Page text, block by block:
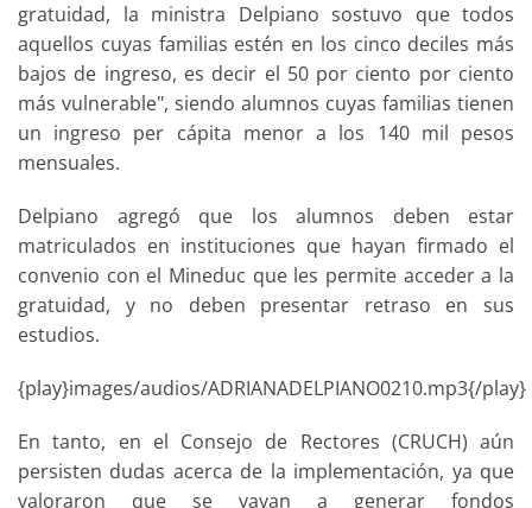
gratuidad, la ministra Delpiano sostuvo que todos
aquellos cuyas familias estén en los cinco deciles más
bajos de ingreso, es decir el 50 por ciento por ciento
más vulnerable", siendo alumnos cuyas familias tienen
un ingreso per cápita menor a los 140 mil pesos
mensuales.
Delpiano agregó que los alumnos deben estar
matriculados en instituciones que hayan firmado el
convenio con el Mineduc que les permite acceder a la
gratuidad, y no deben presentar retraso en sus
estudios.
{play}images/audios/ADRIANADELPIANO0210.mp3{/play}
En tanto, en el Consejo de Rectores (CRUCH) aún
persisten dudas acerca de la implementación, ya que
valoraron que se vayan a generar fondos